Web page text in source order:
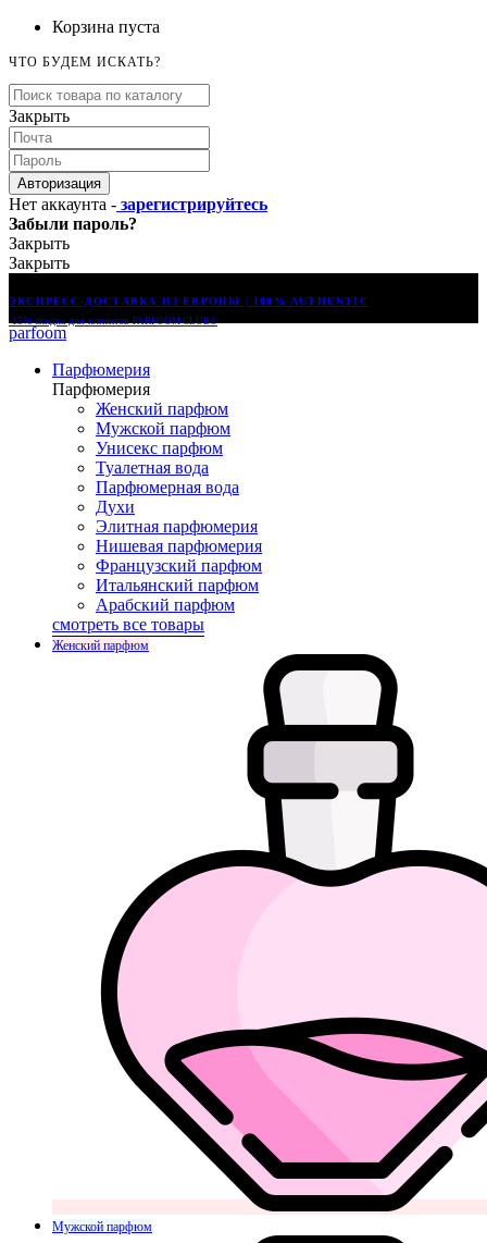
Корзина пуста
ЧТО БУДЕМ ИСКАТЬ?
Закрыть
Авторизация
Нет аккаунта - зарегистрируйтесь
Забыли пароль?
Закрыть
Закрыть
ЭКСПРЕСС-ДОСТАВКА ИЗ ЕВРОПЫ | 100% AUTHENTIC
-15% скидка для клиентов PARFOOM CLUB®
parfoom
Парфюмерия
Парфюмерия
Женский парфюм
Мужской парфюм
Унисекс парфюм
Туалетная вода
Парфюмерная вода
Духи
Элитная парфюмерия
Нишевая парфюмерия
Французский парфюм
Итальянский парфюм
Арабский парфюм
смотреть все товары
Женский парфюм
Мужской парфюм